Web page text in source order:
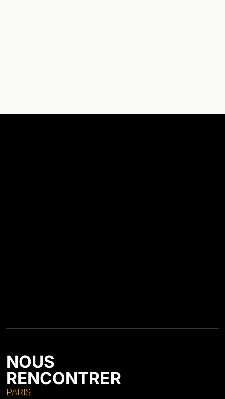
NOUS
RENCONTRER
PARIS